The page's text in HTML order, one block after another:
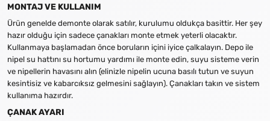
MONTAJ VE KULLANIM
Ürün genelde demonte olarak satılır, kurulumu oldukça basittir. Her şey
hazır olduğu için sadece çanakları monte etmek yeterli olacaktır.
Kullanmaya başlamadan önce boruların içini iyice çalkalayın. Depo ile
nipel su hattını su hortumu yardımı ile monte edin, suyu sisteme verin
ve nipellerin havasını alın (elinizle nipelin ucuna basılı tutun ve suyun
kesintisiz ve kabarcıksız gelmesini sağlayın). Çanakları takın ve sistem
kullanıma hazırdır.
ÇANAK AYARI